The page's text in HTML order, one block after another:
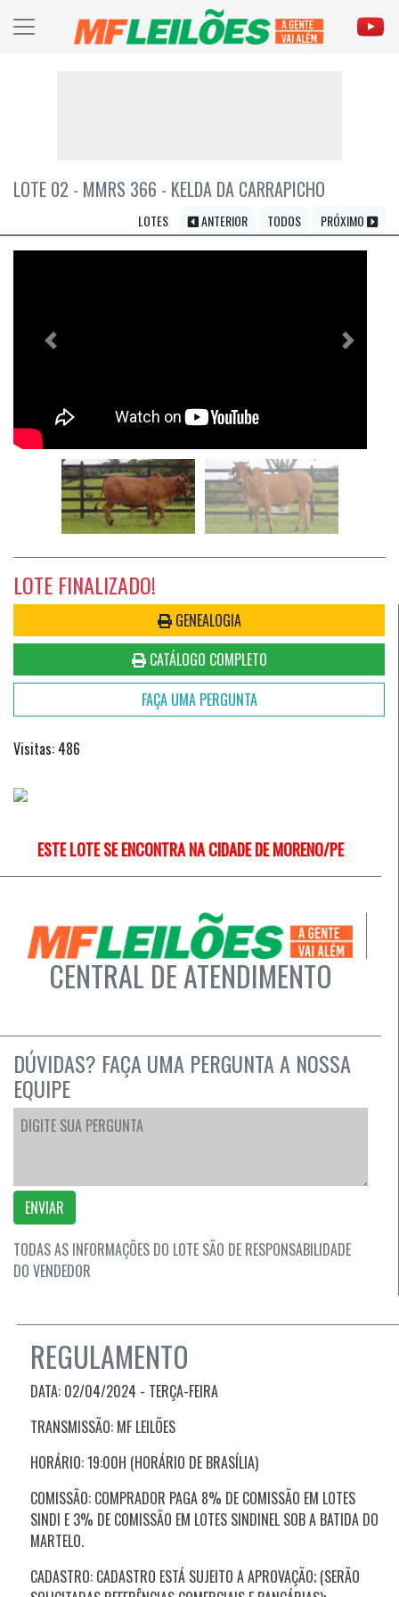
LOTE 02 - MMRS 366 - KELDA DA CARRAPICHO
LOTES ANTERIOR TODOS PRÓXIMO
Previous Próximo
LOTE FINALIZADO!
GENEALOGIA
CATÁLOGO COMPLETO
FAÇA UMA PERGUNTA
Visitas: 486
ESTE LOTE SE ENCONTRA NA CIDADE DE MORENO/PE
CENTRAL DE ATENDIMENTO
DÚVIDAS? FAÇA UMA PERGUNTA A NOSSA
EQUIPE
ENVIAR
TODAS AS INFORMAÇÕES DO LOTE SÃO DE RESPONSABILIDADE
DO VENDEDOR
REGULAMENTO
DATA: 02/04/2024 - TERÇA-FEIRA
TRANSMISSÃO: MF LEILÕES
HORÁRIO: 19:00H (HORÁRIO DE BRASÍLIA)
COMISSÃO: COMPRADOR PAGA 8% DE COMISSÃO EM LOTES
SINDI E 3% DE COMISSÃO EM LOTES SINDINEL SOB A BATIDA DO
MARTELO.
CADASTRO: CADASTRO ESTÁ SUJEITO A APROVAÇÃO; (SERÃO